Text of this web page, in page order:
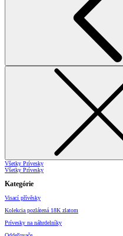
Všetky Prívesky
Všetky Prívesky
Kategórie
Visací přívěsky
Kolekcia pozlátená 18K zlatom
Prívesky na náhrdelníky